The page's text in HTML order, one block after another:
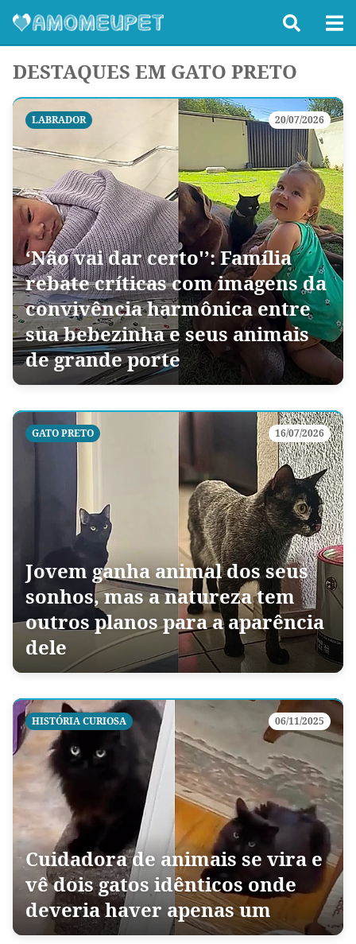
DESTAQUES EM GATO PRETO
LABRADOR 20/07/2026
‘Não vai dar certo'’: Família
rebate críticas com imagens da
convivência harmônica entre
sua bebezinha e seus animais
de grande porte
GATO PRETO 16/07/2026
Jovem ganha animal dos seus
sonhos, mas a natureza tem
outros planos para a aparência
dele
HISTÓRIA CURIOSA 06/11/2025
Cuidadora de animais se vira e
vê dois gatos idênticos onde
deveria haver apenas um